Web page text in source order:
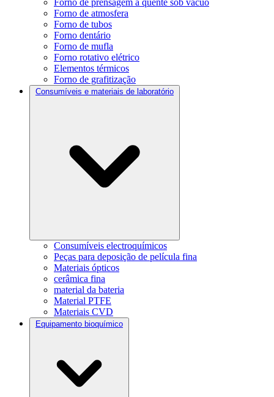
Forno de atmosfera
Forno de tubos
Forno dentário
Forno de mufla
Forno rotativo elétrico
Elementos térmicos
Forno de grafitização
Consumíveis e materiais de laboratório
Consumíveis electroquímicos
Peças para deposição de película fina
Materiais ópticos
cerâmica fina
material da bateria
Material PTFE
Materiais CVD
Equipamento bioquímico